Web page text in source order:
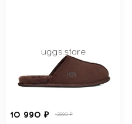
10 990 ₽ 12890 ₽